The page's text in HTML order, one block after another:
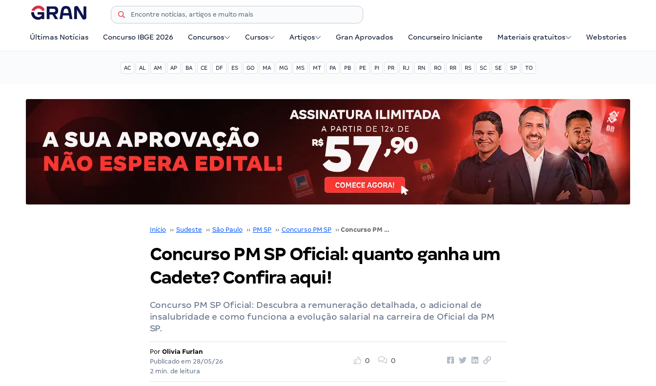
Últimas Notícias Concurso IBGE 2026 Concursos Cursos Artigos Gran Aprovados Concurseiro Iniciante Materiais gratuitos Webstories
AC AL AM AP BA CE DF ES GO MA MG MS MT PA PB PE PI PR RJ RN RO RR RS SC SE SP TO
Início ›› Sudeste ›› São Paulo ›› PM SP ›› Concurso PM SP ›› Concurso PM SP Oficial: quanto ganha um Cadete? Confira aqui!
Concurso PM SP Oficial: quanto ganha um
Cadete? Confira aqui!
Concurso PM SP Oficial: Descubra a remuneração detalhada, o adicional de
insalubridade e como funciona a evolução salarial na carreira de Oficial da PM
SP.
Por Olivia Furlan
Publicado em 28/05/26
2 min. de leitura
0 0